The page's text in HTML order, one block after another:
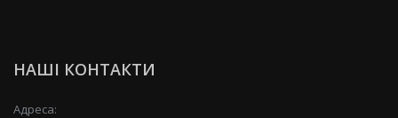
НАШІ КОНТАКТИ
Адреса: